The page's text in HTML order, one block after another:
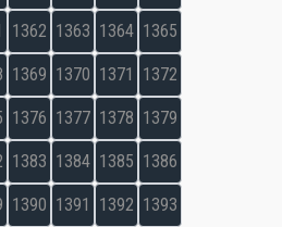
1362 1363 1364 1365
1369 1370 1371 1372
1376 1377 1378 1379
1383 1384 1385 1386
1390 1391 1392 1393